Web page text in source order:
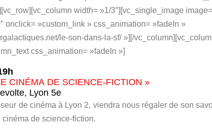
width= »1/3″][vc_single_image
onclick= »custom_link » css_animation= »fadeIn »
le-son-dans-la-sf/ »][/
css_animation= »fadeIn »]
CINÉMA DE SCIENCE-FICTION »
Lyon 5e
de cinéma à Lyon 2, viendra nous régaler de son
de science-fiction.